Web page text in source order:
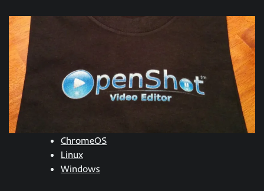
ChromeOS
Linux
Windows